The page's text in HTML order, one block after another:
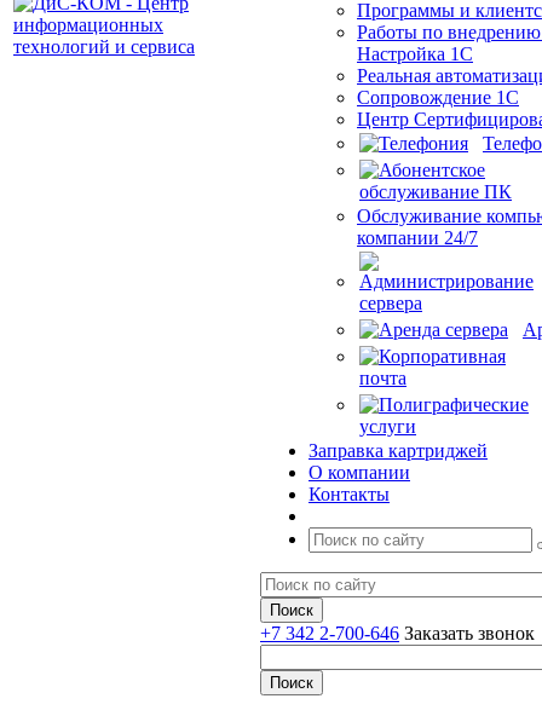
Программы и
Работы по
Настройка 1С
Реальная
Сопровождение 1С
Центр
Обслуживание
компании 24/7
Заправка картриджей
О компании
Контакты
+7 342 2-700-646 Заказать звонок